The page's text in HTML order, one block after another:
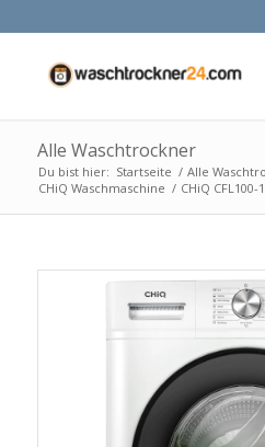
Alle Waschtrockner
Du bist hier: Startseite / Alle
CHiQ Waschmaschine / CHiQ